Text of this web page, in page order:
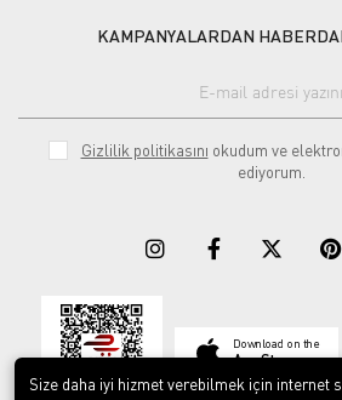
KAMPANYALARDAN
Gizlilik politikasını okudum ve
ediyorum.
Download on the
App Store
Size daha iyi hizmet verebilmek için internet